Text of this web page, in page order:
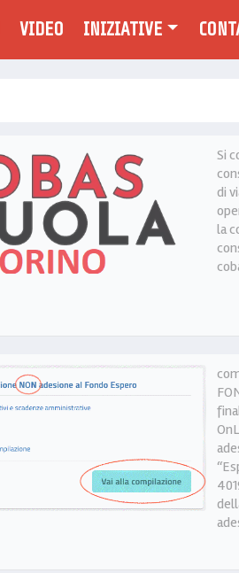
VIDEO INIZIATIVE
Si
di
la